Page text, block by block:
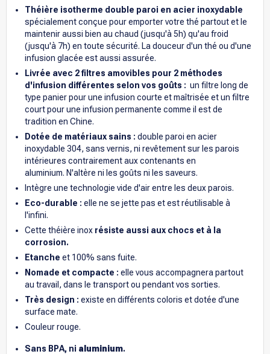
Théière isotherme double paroi en acier inoxydable
spécialement conçue pour emporter votre thé partout et le
maintenir aussi bien au chaud (jusqu'à 5h) qu'au froid
(jusqu'à 7h) en toute sécurité. La douceur d'un thé ou d'une
infusion glacée est aussi assurée.
Livrée avec 2 filtres amovibles pour 2 méthodes
d'infusion différentes selon vos goûts : un filtre long de
type panier pour une infusion courte et maîtrisée et un filtre
court pour une infusion permanente comme il est de
tradition en Chine.
Dotée de matériaux sains : double paroi en acier
inoxydable 304, sans vernis, ni revêtement sur les parois
intérieures contrairement aux contenants en
aluminium. N'altère ni les goûts ni les saveurs.
Intègre une technologie vide d'air entre les deux parois.
Eco-durable : elle ne se jette pas et est réutilisable à
l'infini.
Cette théière inox résiste aussi aux chocs et à la
corrosion.
Etanche et 100% sans fuite.
Nomade et compacte : elle vous accompagnera partout
au travail, dans le transport ou pendant vos sorties.
Très design : existe en différents coloris et dotée d'une
surface mate.
Couleur rouge.
Sans BPA, ni aluminium.